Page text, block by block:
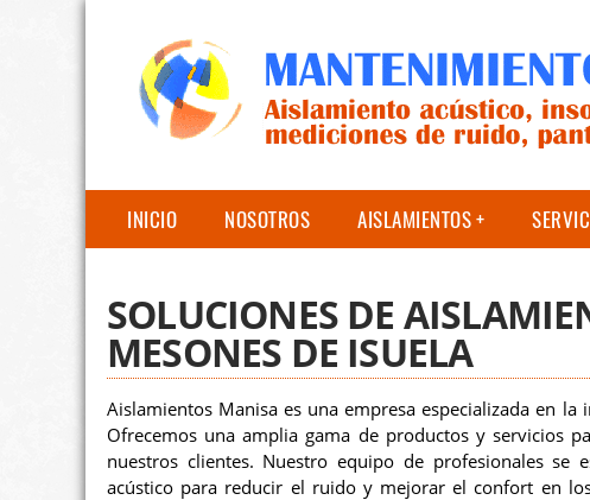
INICIO NOSOTROS AISLAMIENTOS
SOLUCIONES DE
MESONES DE ISUELA
Aislamientos Manisa es una empresa especializada en
Ofrecemos una amplia gama de productos y servicios
nuestros clientes. Nuestro equipo de profesionales se
acústico para reducir el ruido y mejorar el confort en